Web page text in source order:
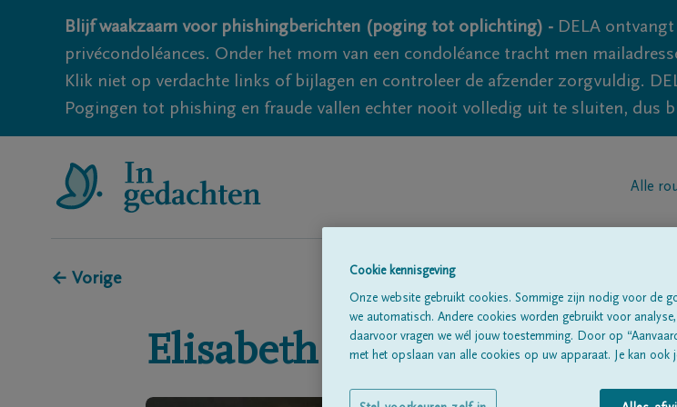
Blijf waakzaam voor phishingberichten (poging tot oplichting) - DELA
privécondoléances. Onder het mom van een condoléance tracht men
Klik niet op verdachte links of bijlagen en controleer de afzender zorgvuldig.
Pogingen tot phishing en fraude vallen echter nooit volledig uit te sluiten, dus
Alle
← Vorige
Elisabeth Ketelslegers
Cookie kennisgeving
Onze website gebruikt cookies. Sommige zijn nodig voor de
we automatisch. Andere cookies worden gebruikt voor
daarvoor vragen we wél jouw toestemming. Door op
met het opslaan van alle cookies op uw apparaat. Je kan ook